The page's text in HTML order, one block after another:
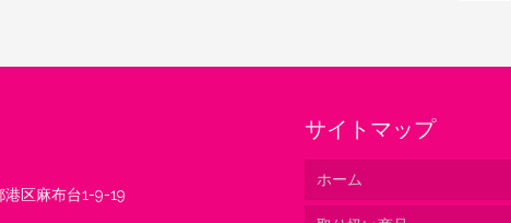
区麻布台1-9-19
サイトマップ
ホーム